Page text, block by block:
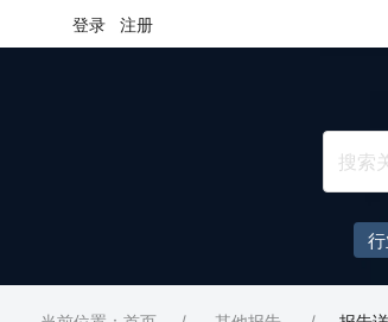
登录 注册